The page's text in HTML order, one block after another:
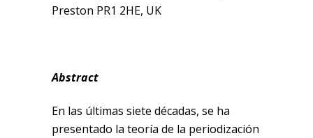
Preston PR1 2HE, UK
Abstract
En las últimas siete décadas, se ha
presentado la teoría de la periodización